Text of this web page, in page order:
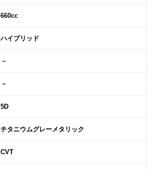
660cc
ハイブリッド
－
－
5D
チタニウムグレーメタリック
CVT